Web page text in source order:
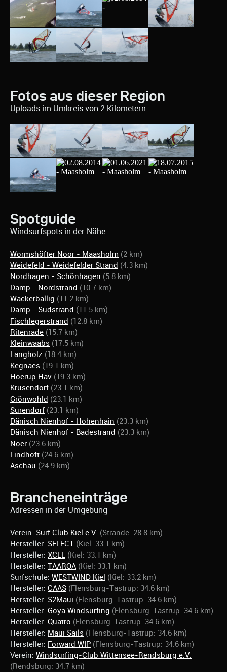
Fotos aus dieser Region
Uploads im Umkreis von 2 Kilometern
Spotguide
Windsurfspots in der Nähe
Wormshöfter Noor - Maasholm (2 km)
Weidefeld - Weidefelder Strand (4.3 km)
Nordhagen - Schönhagen (5.8 km)
Damp - Nordstrand (10.7 km)
Wackerballig (11.2 km)
Damp - Südstrand (11.5 km)
Fischlegerstrand (12.8 km)
Ritenrade (15.7 km)
Kleinwaabs (17.5 km)
Langholz (18.4 km)
Kegnaes (19.1 km)
Hoerup Hav (19.3 km)
Krusendorf (23.1 km)
Grönwohld (23.1 km)
Surendorf (23.1 km)
Dänisch Nienhof - Hohenhain (23.3 km)
Dänisch Nienhof - Badestrand (23.3 km)
Noer (23.6 km)
Lindhöft (24.6 km)
Aschau (24.9 km)
Brancheneinträge
Adressen in der Umgebung
Verein: Surf Club Kiel e.V. (Strande: 28.8 km)
Hersteller: SELECT (Kiel: 33.1 km)
Hersteller: XCEL (Kiel: 33.1 km)
Hersteller: TAAROA (Kiel: 33.1 km)
Surfschule: WESTWIND Kiel (Kiel: 33.2 km)
Hersteller: CAAS (Flensburg-Tastrup: 34.6 km)
Hersteller: S2Maui (Flensburg-Tastrup: 34.6 km)
Hersteller: Goya Windsurfing (Flensburg-Tastrup: 34.6 km)
Hersteller: Quatro (Flensburg-Tastrup: 34.6 km)
Hersteller: Maui Sails (Flensburg-Tastrup: 34.6 km)
Hersteller: Forward WIP (Flensburg-Tastrup: 34.6 km)
Verein: Windsurfing-Club Wittensee-Rendsburg e.V.
(Rendsburg: 34.7 km)